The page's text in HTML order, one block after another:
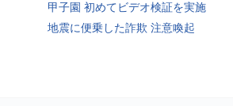
甲子園 初めてビデオ検証を実施
地震に便乗した詐欺 注意喚起